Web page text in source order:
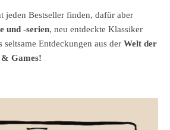
jeden Bestseller finden, dafür aber
und -serien, neu entdeckte Klassiker
Entdeckungen aus der Welt der
Games!